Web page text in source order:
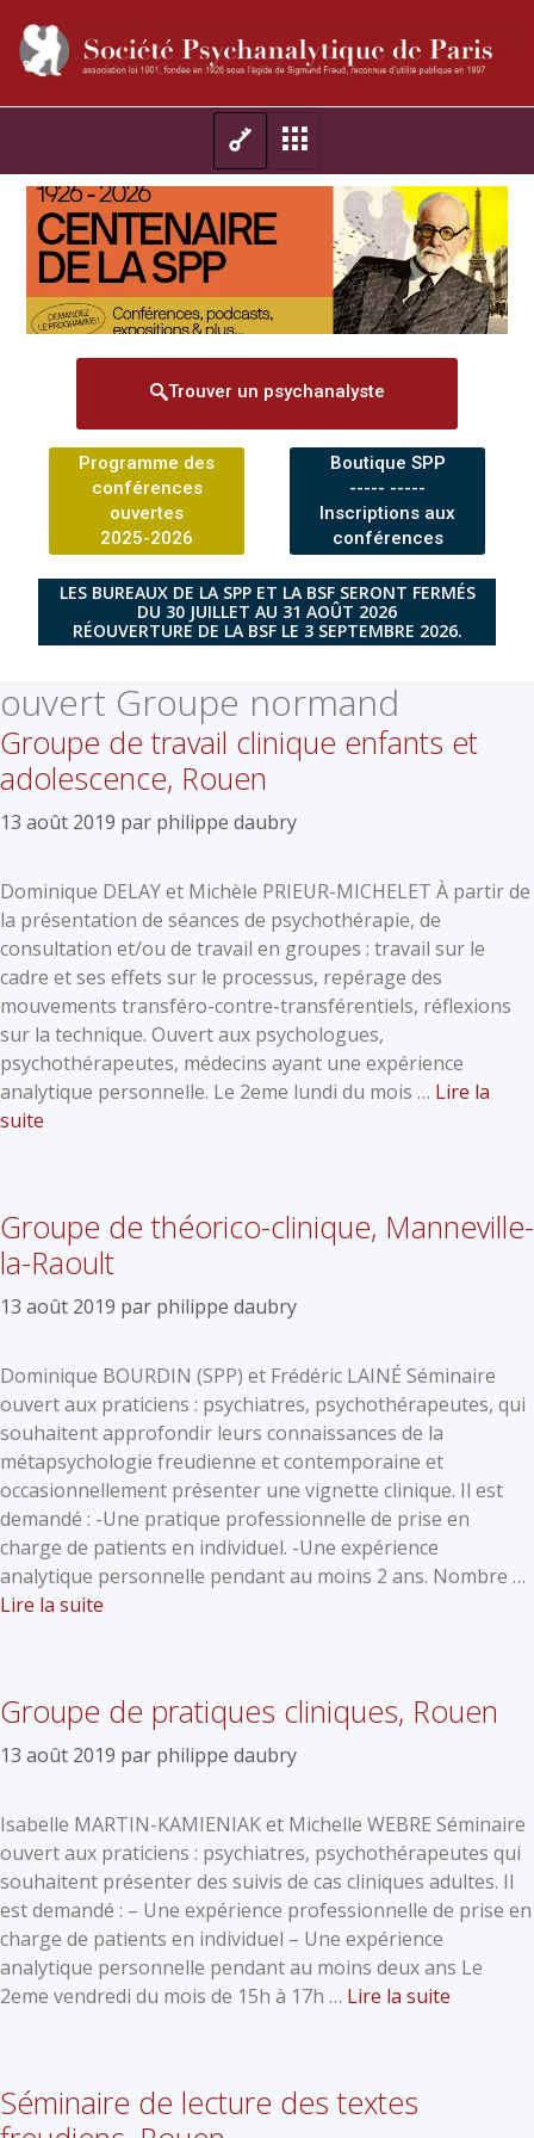
Trouver un psychanalyste
Programme des
conférences
ouvertes
2025-2026
Boutique SPP
----- -----
Inscriptions aux
conférences
LES BUREAUX DE LA SPP ET LA BSF SERONT FERMÉS
DU 30 JUILLET AU 31 AOÛT 2026
RÉOUVERTURE DE LA BSF LE 3 SEPTEMBRE 2026.
ouvert Groupe normand
Groupe de travail clinique enfants et
adolescence, Rouen
13 août 2019 par philippe daubry
Dominique DELAY et Michèle PRIEUR-MICHELET À partir de
la présentation de séances de psychothérapie, de
consultation et/ou de travail en groupes : travail sur le
cadre et ses effets sur le processus, repérage des
mouvements transféro-contre-transférentiels, réflexions
sur la technique. Ouvert aux psychologues,
psychothérapeutes, médecins ayant une expérience
analytique personnelle. Le 2eme lundi du mois … Lire la
suite
Groupe de théorico-clinique, Manneville-
la-Raoult
13 août 2019 par philippe daubry
Dominique BOURDIN (SPP) et Frédéric LAINÉ Séminaire
ouvert aux praticiens : psychiatres, psychothérapeutes, qui
souhaitent approfondir leurs connaissances de la
métapsychologie freudienne et contemporaine et
occasionnellement présenter une vignette clinique. Il est
demandé : -Une pratique professionnelle de prise en
charge de patients en individuel. -Une expérience
analytique personnelle pendant au moins 2 ans. Nombre …
Lire la suite
Groupe de pratiques cliniques, Rouen
13 août 2019 par philippe daubry
Isabelle MARTIN-KAMIENIAK et Michelle WEBRE Séminaire
ouvert aux praticiens : psychiatres, psychothérapeutes qui
souhaitent présenter des suivis de cas cliniques adultes. Il
est demandé : – Une expérience professionnelle de prise en
charge de patients en individuel – Une expérience
analytique personnelle pendant au moins deux ans Le
2eme vendredi du mois de 15h à 17h … Lire la suite
Séminaire de lecture des textes